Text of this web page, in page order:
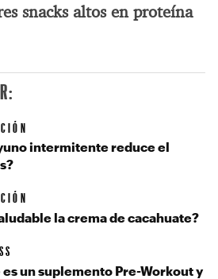
snacks altos en proteína
intermitente reduce el
la crema de cacahuate?
es un suplemento Pre-Workout y